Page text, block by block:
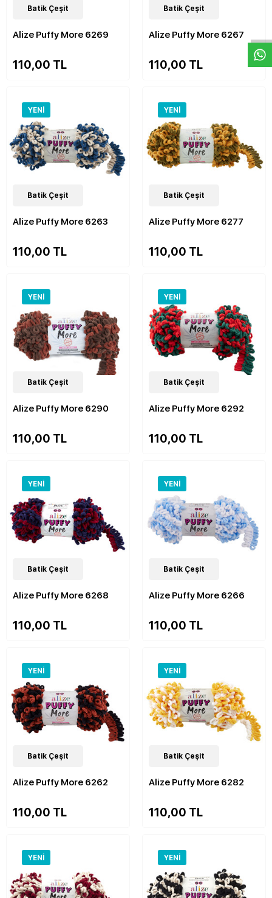
48Çeşit
Batik Çeşit
Alize Puffy More 6269
110,00 TL
48Çeşit
Batik Çeşit
Alize Puffy More 6267
110,00 TL
YENI
48Çeşit
Batik Çeşit
Alize Puffy More 6263
110,00 TL
YENI
48Çeşit
Batik Çeşit
Alize Puffy More 6277
110,00 TL
YENI
48Çeşit
Batik Çeşit
Alize Puffy More 6290
110,00 TL
YENI
47Çeşit
Batik Çeşit
Alize Puffy More 6292
110,00 TL
YENI
48Çeşit
Batik Çeşit
Alize Puffy More 6268
110,00 TL
YENI
48Çeşit
Batik Çeşit
Alize Puffy More 6266
110,00 TL
YENI
48Çeşit
Batik Çeşit
Alize Puffy More 6262
110,00 TL
YENI
48Çeşit
Batik Çeşit
Alize Puffy More 6282
110,00 TL
YENI YENI